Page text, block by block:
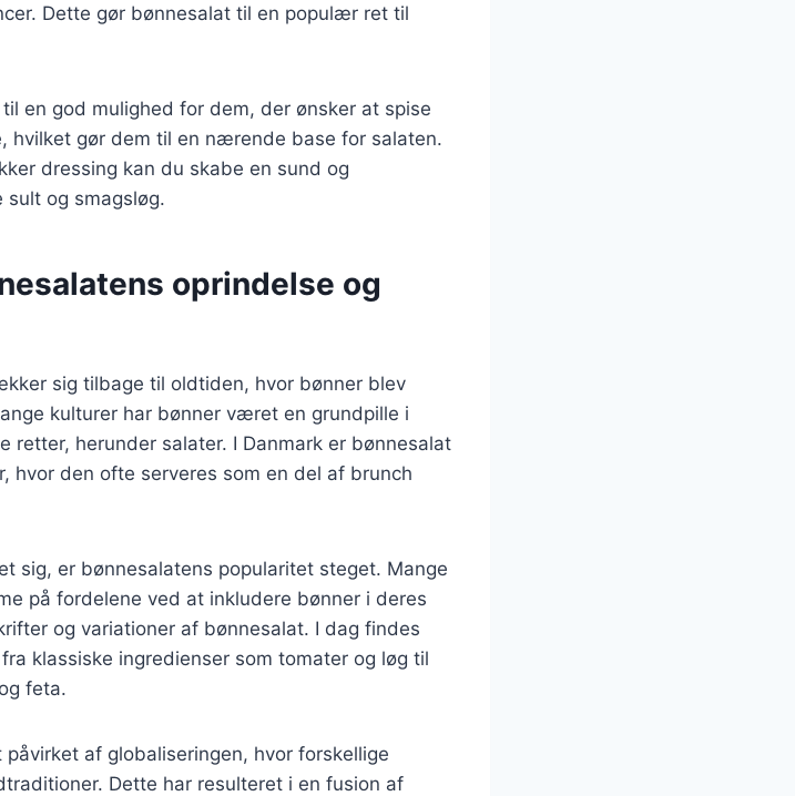
Dette gør bønnesalat til en populær ret til
en god mulighed for dem, der ønsker at spise
hvilket gør dem til en nærende base for salaten.
dressing kan du skabe en sund og
og smagsløg.
oprindelse og
sig tilbage til oldtiden, hvor bønner blev
kulturer har bønner været en grundpille i
retter, herunder salater. I Danmark er bønnesalat
hvor den ofte serveres som en del af brunch
sig, er bønnesalatens popularitet steget. Mange
på fordelene ved at inkludere bønner i deres
og variationer af bønnesalat. I dag findes
klassiske ingredienser som tomater og løg til
feta.
af globaliseringen, hvor forskellige
Dette har resulteret i en fusion af